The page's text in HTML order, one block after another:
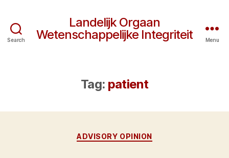
Search
Landelijk Orgaan
Wetenschappelijke Integriteit
Menu
Tag: patient
Categories
ADVISORY OPINION